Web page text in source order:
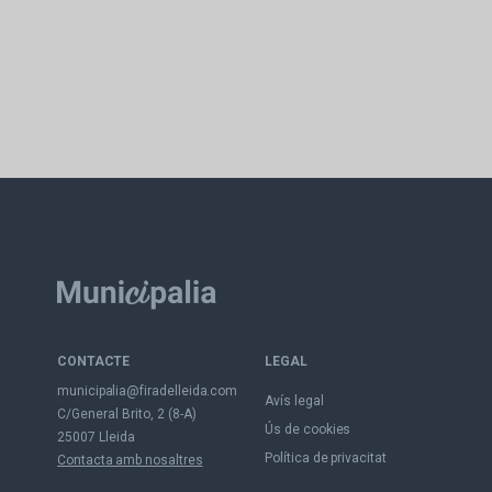
CONTACTE
municipalia@firadelleida.com
C/General Brito, 2 (8-A)
25007 Lleida
Contacta amb nosaltres
LEGAL
Avís legal
Ús de cookies
Política de privacitat